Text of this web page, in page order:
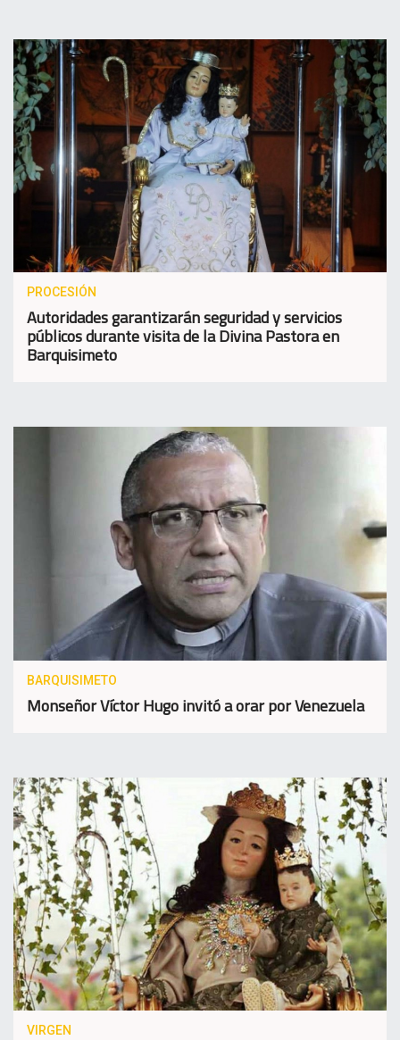
PROCESIÓN
Autoridades garantizarán seguridad y servicios
públicos durante visita de la Divina Pastora en
Barquisimeto
BARQUISIMETO
Monseñor Víctor Hugo invitó a orar por Venezuela
VIRGEN